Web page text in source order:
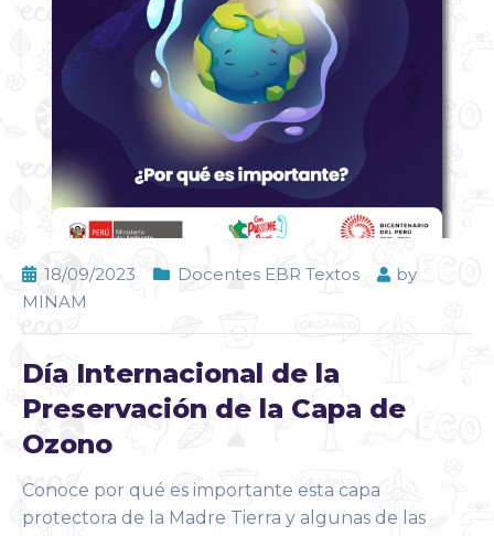
18/09/2023 Docentes EBR Textos
by
MINAM
Día Internacional de la
Preservación de la Capa de
Ozono
Conoce por qué es importante esta capa
protectora de la Madre Tierra y algunas de las